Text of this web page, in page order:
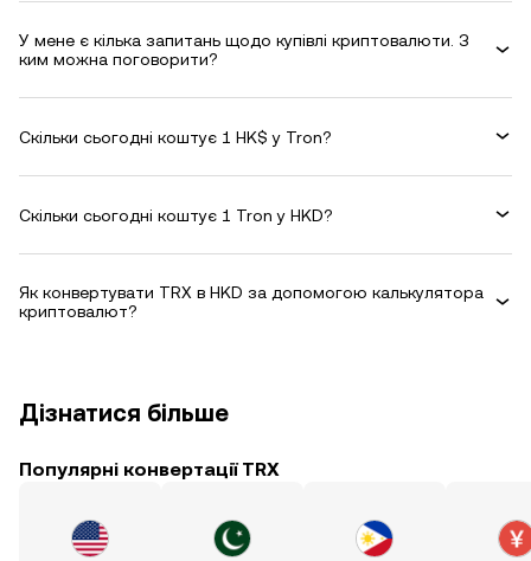
У мене є кілька запитань щодо купівлі криптовалюти. З
ким можна поговорити?
Скільки сьогодні коштує 1 HK$ у Tron?
Скільки сьогодні коштує 1 Tron у HKD?
Як конвертувати TRX в HKD за допомогою калькулятора
криптовалют?
Дізнатися більше
Популярні конвертації TRX